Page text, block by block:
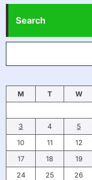
Search
M T W
3
4 5
10
11 12
17
18 19
24
25 26